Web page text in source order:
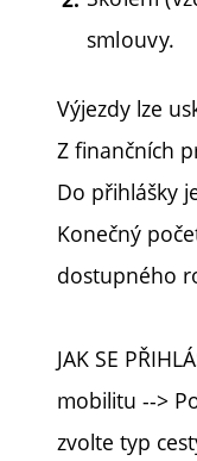
smlouvy.
Výjezdy lze
Z finančních
Do přihlášky
Konečný
dostupného
JAK SE
mobilitu -->
zvolte typ